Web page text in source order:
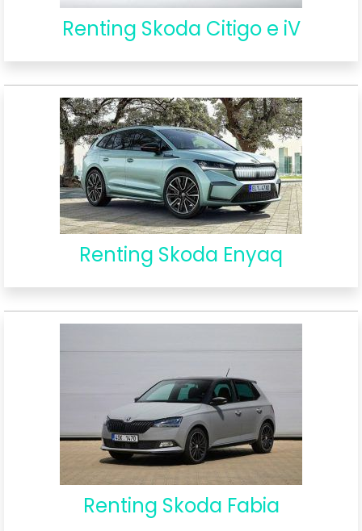
Renting Skoda Citigo e iV
Renting Skoda Enyaq
Renting Skoda Fabia